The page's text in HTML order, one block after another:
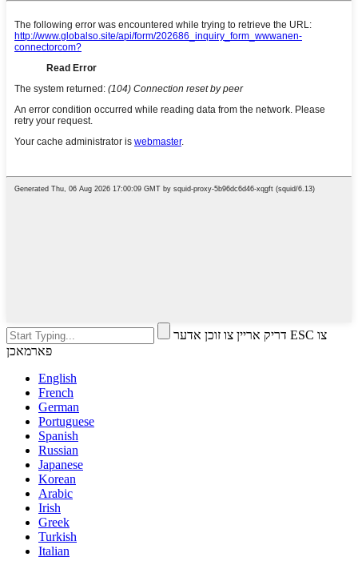
דריק אריין צו זוכן אדער ESC צו
פארמאכן
English
French
German
Portuguese
Spanish
Russian
Japanese
Korean
Arabic
Irish
Greek
Turkish
Italian